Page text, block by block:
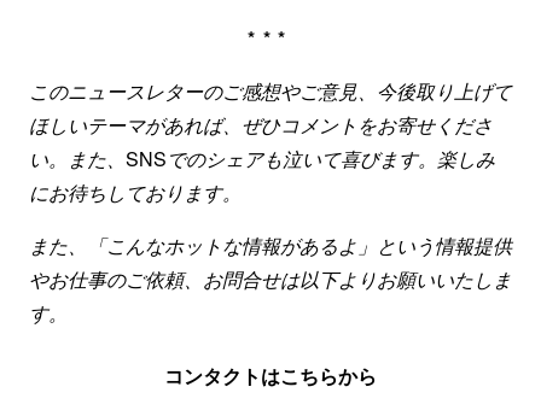
***
このニュースレターのご感想やご意見、今後取り上げて
ほしいテーマがあれば、ぜひコメントをお寄せくださ
い。また、 SNSでのシェアも泣いて喜びます。楽しみ
にお待ちしております。
また、「こんなホットな情報があるよ」という情報提供
やお仕事のご依頼、お問合せは以下よりお願いいたしま
す。
コンタクトはこちらから